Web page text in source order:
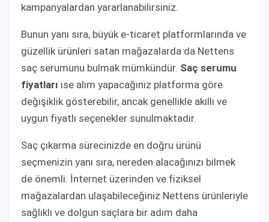
kampanyalardan yararlanabilirsiniz.
Bunun yanı sıra, büyük e-ticaret platformlarında ve
güzellik ürünleri satan mağazalarda da Nettens
saç serumunu bulmak mümkündür. Saç serumu
fiyatları ise alım yapacağınız platforma göre
değişiklik gösterebilir, ancak genellikle akıllı ve
uygun fiyatlı seçenekler sunulmaktadır.
Saç çıkarma sürecinizde en doğru ürünü
seçmenizin yanı sıra, nereden alacağınızı bilmek
de önemli. İnternet üzerinden ve fiziksel
mağazalardan ulaşabileceğiniz Nettens ürünleriyle
sağlıklı ve dolgun saçlara bir adım daha